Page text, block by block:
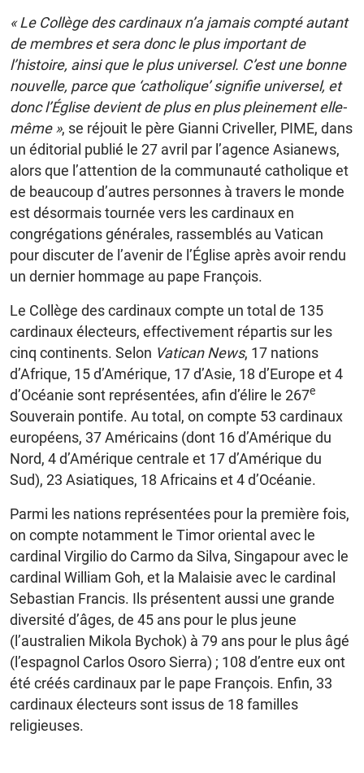
« Le Collège des cardinaux n’a jamais compté autant
de membres et sera donc le plus important de
l’histoire, ainsi que le plus universel. C’est une bonne
nouvelle, parce que ‘catholique’ signifie universel, et
donc l’Église devient de plus en plus pleinement elle-
même », se réjouit le père Gianni Criveller, PIME, dans
un éditorial publié le 27 avril par l’agence Asianews,
alors que l’attention de la communauté catholique et
de beaucoup d’autres personnes à travers le monde
est désormais tournée vers les cardinaux en
congrégations générales, rassemblés au Vatican
pour discuter de l’avenir de l’Église après avoir rendu
un dernier hommage au pape François.
Le Collège des cardinaux compte un total de 135
cardinaux électeurs, effectivement répartis sur les
cinq continents. Selon Vatican News, 17 nations
d’Afrique, 15 d’Amérique, 17 d’Asie, 18 d’Europe et 4
d’Océanie sont représentées, afin d’élire le 267e
Souverain pontife. Au total, on compte 53 cardinaux
européens, 37 Américains (dont 16 d’Amérique du
Nord, 4 d’Amérique centrale et 17 d’Amérique du
Sud), 23 Asiatiques, 18 Africains et 4 d’Océanie.
Parmi les nations représentées pour la première fois,
on compte notamment le Timor oriental avec le
cardinal Virgilio do Carmo da Silva, Singapour avec le
cardinal William Goh, et la Malaisie avec le cardinal
Sebastian Francis. Ils présentent aussi une grande
diversité d’âges, de 45 ans pour le plus jeune
(l’australien Mikola Bychok) à 79 ans pour le plus âgé
(l’espagnol Carlos Osoro Sierra) ; 108 d’entre eux ont
été créés cardinaux par le pape François. Enfin, 33
cardinaux électeurs sont issus de 18 familles
religieuses.